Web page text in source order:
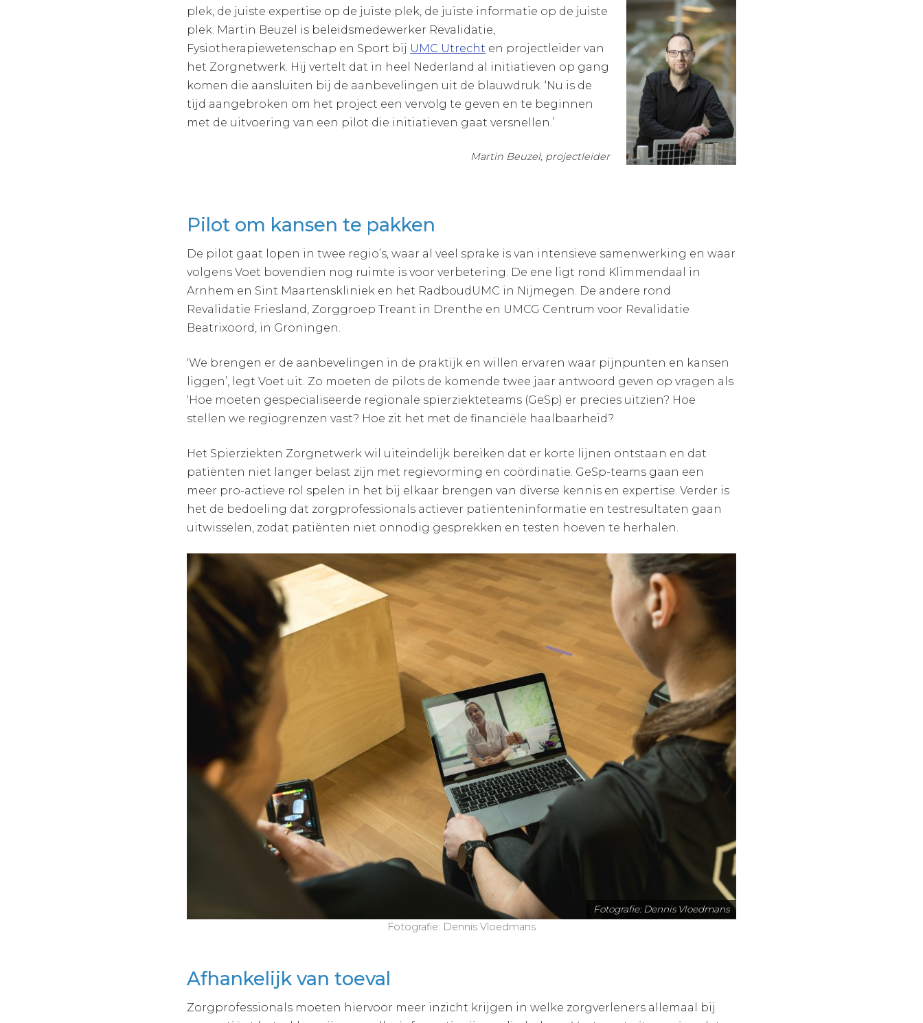
plek, de juiste expertise op de juiste plek, de juiste informatie op de juiste
plek. Martin Beuzel is beleidsmedewerker Revalidatie,
Fysiotherapiewetenschap en Sport bij UMC Utrecht en projectleider van
het Zorgnetwerk. Hij vertelt dat in heel Nederland al initiatieven op gang
komen die aansluiten bij de aanbevelingen uit de blauwdruk. ‘Nu is de
tijd aangebroken om het project een vervolg te geven en te beginnen
met de uitvoering van een pilot die initiatieven gaat versnellen.’
Martin Beuzel, projectleider
Pilot om kansen te pakken
De pilot gaat lopen in twee regio’s, waar al veel sprake is van intensieve samenwerking en waar
volgens Voet bovendien nog ruimte is voor verbetering. De ene ligt rond Klimmendaal in
Arnhem en Sint Maartenskliniek en het RadboudUMC in Nijmegen. De andere rond
Revalidatie Friesland, Zorggroep Treant in Drenthe en UMCG Centrum voor Revalidatie
Beatrixoord, in Groningen.
‘We brengen er de aanbevelingen in de praktijk en willen ervaren waar pijnpunten en kansen
liggen’, legt Voet uit. Zo moeten de pilots de komende twee jaar antwoord geven op vragen als
‘Hoe moeten gespecialiseerde regionale spierziekteteams (GeSp) er precies uitzien? Hoe
stellen we regiogrenzen vast? Hoe zit het met de financiële haalbaarheid?
Het Spierziekten Zorgnetwerk wil uiteindelijk bereiken dat er korte lijnen ontstaan en dat
patiënten niet langer belast zijn met regievorming en coördinatie. GeSp-teams gaan een
meer pro-actieve rol spelen in het bij elkaar brengen van diverse kennis en expertise. Verder is
het de bedoeling dat zorgprofessionals actiever patiënteninformatie en testresultaten gaan
uitwisselen, zodat patiënten niet onnodig gesprekken en testen hoeven te herhalen.
Fotografie: Dennis Vloedmans
Fotografie: Dennis Vloedmans
Afhankelijk van toeval
Zorgprofessionals moeten hiervoor meer inzicht krijgen in welke zorgverleners allemaal bij